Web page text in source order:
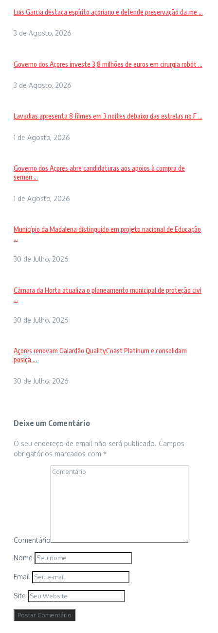
Luís Garcia destaca espírito açoriano e defende preservação da me ...
3 de Agosto, 2026
Governo dos Açores investe 3,8 milhões de euros em cirurgia robót ...
3 de Agosto, 2026
Lavadias apresenta 8 filmes em 3 noites debaixo das estrelas no F ...
1 de Agosto, 2026
Governo dos Açores abre candidaturas aos apoios à compra de
semen ...
1 de Agosto, 2026
Município da Madalena distinguido em projeto nacional de Educação
...
30 de Julho, 2026
Câmara da Horta atualiza o planeamento municipal de proteção civi
...
30 de Julho, 2026
Açores renovam Galardão QualityCoast Platinum e consolidam
posiçã ...
30 de Julho, 2026
Deixe um Comentário
O seu endereço de email não será publicado. Campos
obrigatórios marcados com *
Comentário
Nome
Email
Site